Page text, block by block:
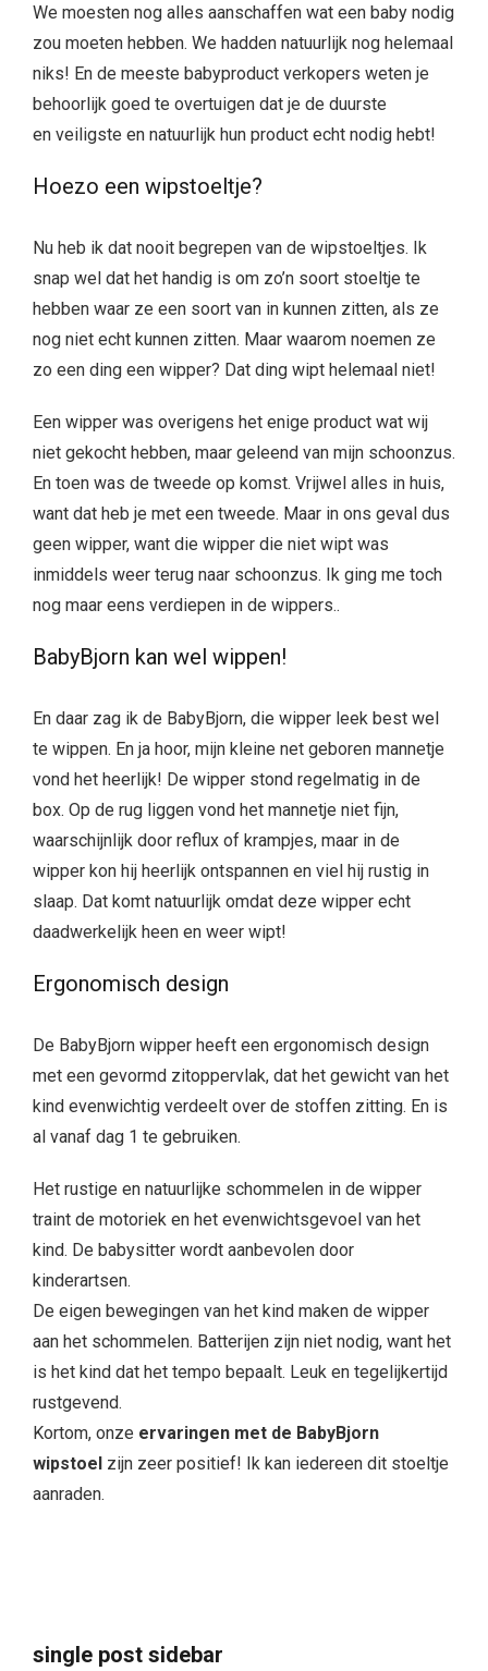
We moesten nog alles aanschaffen wat een baby nodig
zou moeten hebben. We hadden natuurlijk nog helemaal
niks! En de meeste babyproduct verkopers weten je
behoorlijk goed te overtuigen dat je de duurste
en veiligste en natuurlijk hun product echt nodig hebt!
Hoezo een wipstoeltje?
Nu heb ik dat nooit begrepen van de wipstoeltjes. Ik
snap wel dat het handig is om zo’n soort stoeltje te
hebben waar ze een soort van in kunnen zitten, als ze
nog niet echt kunnen zitten. Maar waarom noemen ze
zo een ding een wipper? Dat ding wipt helemaal niet!
Een wipper was overigens het enige product wat wij
niet gekocht hebben, maar geleend van mijn schoonzus.
En toen was de tweede op komst. Vrijwel alles in huis,
want dat heb je met een tweede. Maar in ons geval dus
geen wipper, want die wipper die niet wipt was
inmiddels weer terug naar schoonzus. Ik ging me toch
nog maar eens verdiepen in de wippers..
BabyBjorn kan wel wippen!
En daar zag ik de BabyBjorn, die wipper leek best wel
te wippen. En ja hoor, mijn kleine net geboren mannetje
vond het heerlijk! De wipper stond regelmatig in de
box. Op de rug liggen vond het mannetje niet fijn,
waarschijnlijk door reflux of krampjes, maar in de
wipper kon hij heerlijk ontspannen en viel hij rustig in
slaap. Dat komt natuurlijk omdat deze wipper echt
daadwerkelijk heen en weer wipt!
Ergonomisch design
De BabyBjorn wipper heeft een ergonomisch design
met een gevormd zitoppervlak, dat het gewicht van het
kind evenwichtig verdeelt over de stoffen zitting. En is
al vanaf dag 1 te gebruiken.
Het rustige en natuurlijke schommelen in de wipper
traint de motoriek en het evenwichtsgevoel van het
kind. De babysitter wordt aanbevolen door
kinderartsen.
De eigen bewegingen van het kind maken de wipper
aan het schommelen. Batterijen zijn niet nodig, want het
is het kind dat het tempo bepaalt. Leuk en tegelijkertijd
rustgevend.
Kortom, onze ervaringen met de BabyBjorn
wipstoel zijn zeer positief! Ik kan iedereen dit stoeltje
aanraden.
single post sidebar